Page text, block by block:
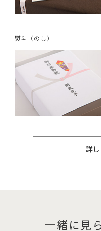
熨斗（のし）
詳
一緒に見